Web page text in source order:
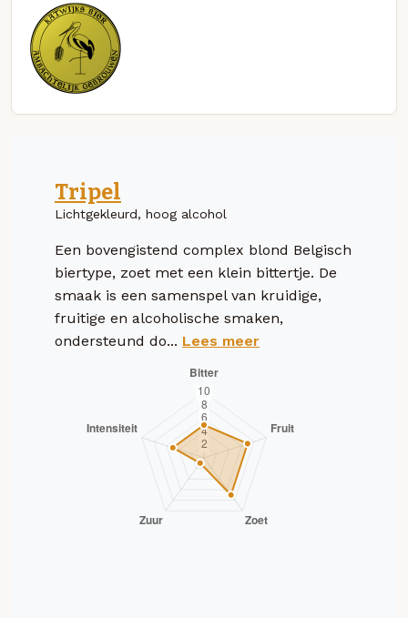
Tripel
Lichtgekleurd, hoog alcohol
Een bovengistend complex blond Belgisch
biertype, zoet met een klein bittertje. De
smaak is een samenspel van kruidige,
fruitige en alcoholische smaken,
ondersteund do... Lees meer